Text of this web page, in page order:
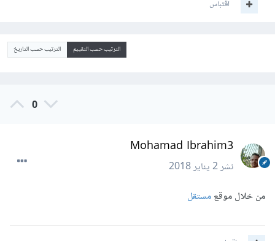
اقتباس
الترتيب حسب التقييم الترتيب حسب التاريخ
0
Mohamad Ibrahim3
نشر2 يناير 2018
من خلال موقعمستقل